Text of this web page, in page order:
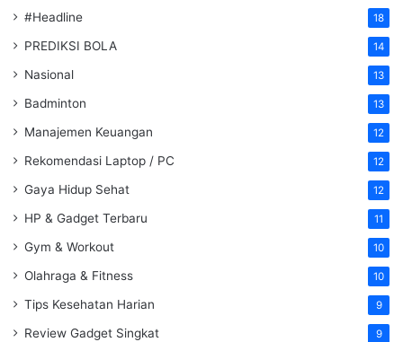
#Headline 18
PREDIKSI BOLA 14
Nasional 13
Badminton 13
Manajemen Keuangan 12
Rekomendasi Laptop / PC 12
Gaya Hidup Sehat 12
HP & Gadget Terbaru 11
Gym & Workout 10
Olahraga & Fitness 10
Tips Kesehatan Harian 9
Review Gadget Singkat 9